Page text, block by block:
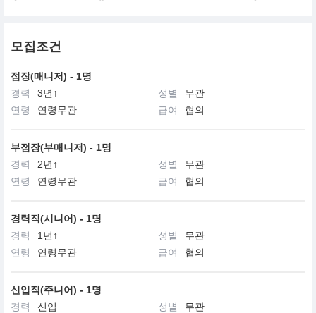
모집조건
점장(매니저) - 1명
경력
3년↑ 성별
무관
연령
연령무관 급여 협의
부점장(부매니저) - 1명
경력
2년↑ 성별
무관
연령
연령무관 급여 협의
경력직(시니어) - 1명
경력
1년↑ 성별
무관
연령
연령무관 급여 협의
신입직(주니어) - 1명
경력
신입 성별
무관